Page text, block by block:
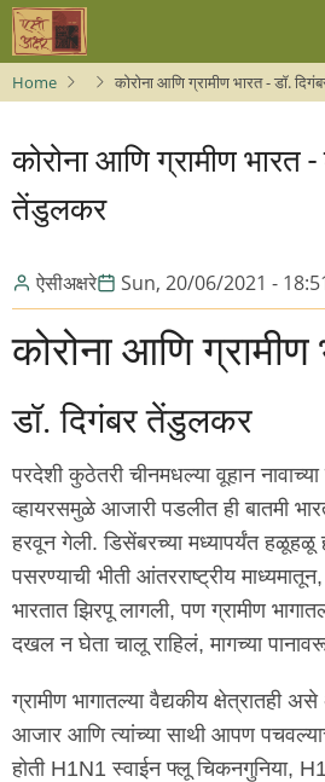
Skip
main
content
Home कोरोना आणि ग्रामीण भारत - डॉ.
कोरोना आणि ग्रामीण भारत -
तेंडुलकर
ऐसीअक्षरे Sun, 20/06/2021 -
कोरोना आणि ग्रामीण
डॉ. दिगंबर तेंडुलकर
परदेशी कुठेतरी चीनमधल्या वूहान
व्हायरसमुळे आजारी पडलीत ही बातमी
हरवून गेली. डिसेंबरच्या मध्यापर्यंत
पसरण्याची भीती आंतरराष्ट्रीय
भारतात झिरपू लागली, पण ग्रामीण
दखल न घेता चालू राहिलं, मागच्या
ग्रामीण भागातल्या वैद्यकीय
आजार आणि त्यांच्या साथी आपण
होती H1N1 स्वाईन फ्लू चिकनगुनिया,